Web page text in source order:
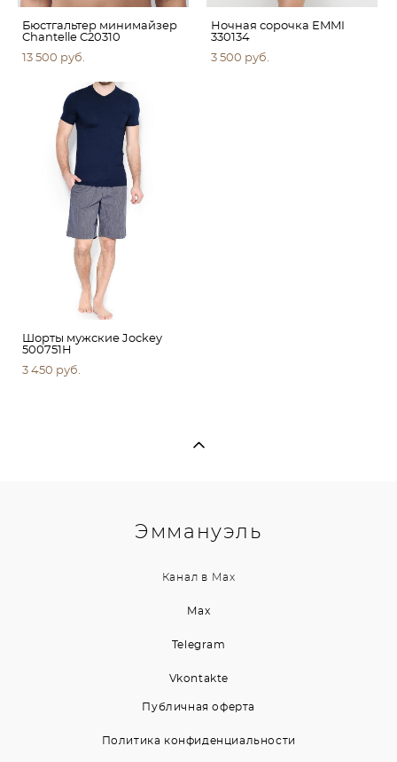
Бюстгальтер минимайзер
Chantelle C20310
13 500 pуб.
Ночная сорочка EMMI
330134
3 500 pуб.
Шорты мужские Jockey
500751H
3 450 pуб.
Эммануэль
Канал в Max
Max
Telegram
Vkontakte
Публичная оферта
Политика конфиденциальности